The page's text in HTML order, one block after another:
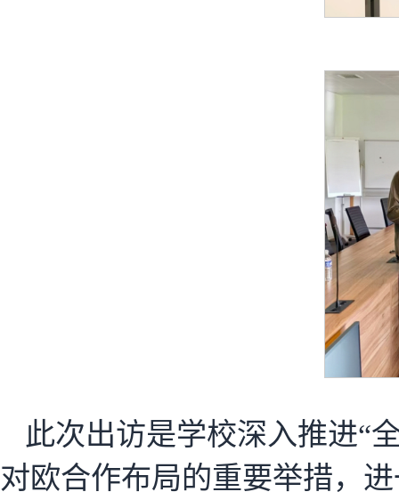
此次出访是学校深入推进“
对欧合作布局的重要举措，